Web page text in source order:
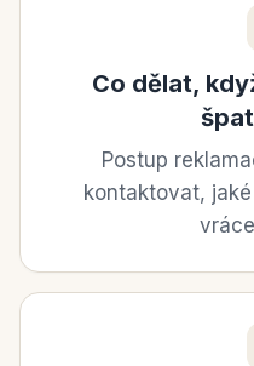
Co dělat,
Postup
kontaktovat,